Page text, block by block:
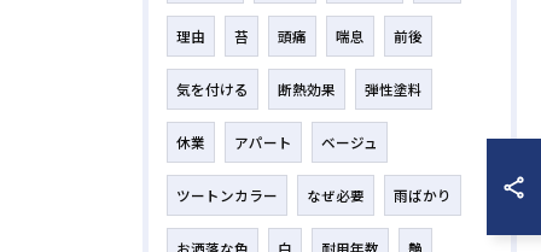
理由 苔 頭痛 喘息 前後
気を付ける 断熱効果 弾性塗料
休業 アパート ベージュ
ツートンカラー なぜ必要 雨ばかり
お洒落な色 白 耐用年数 艶